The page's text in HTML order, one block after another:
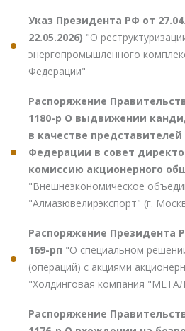
Указ Президента РФ от
22.05.2026) "О
энергопромышленного
Федерации"
Распоряжение
1180-р О выдвижении
в качестве
Федерации в совет
комиссию акционерного
"Внешнеэкономическое
"Алмазювелирэкспорт" (г.
Распоряжение Президента
169-рп "О специальном
(операций) с акциями
"Холдинговая компания
Распоряжение